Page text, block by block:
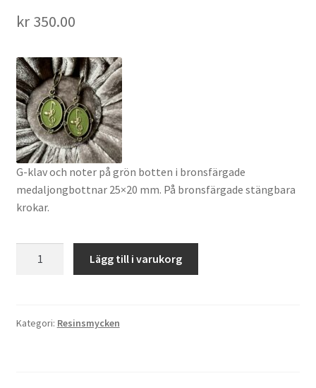
kr350.00
G-klav och noter på grön botten i bronsfärgade
medaljongbottnar 25×20 mm. På bronsfärgade stängbara
krokar.
Lägg till i varukorg
Kategori: Resinsmycken